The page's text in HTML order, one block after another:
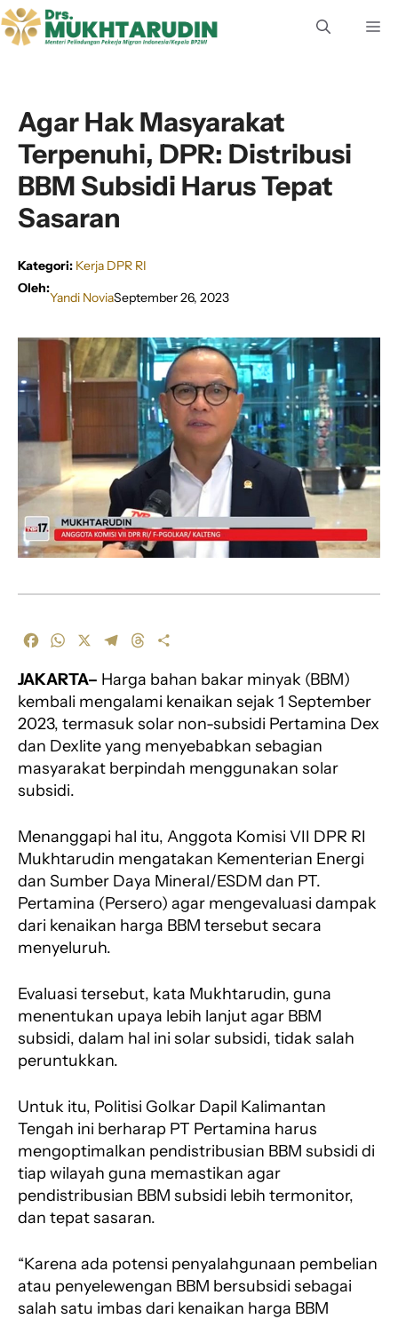
Langsung
ke
Agar Hak Masyarakat
Terpenuhi, DPR: Distribusi
BBM Subsidi Harus Tepat
Sasaran
Kategori: Kerja DPR RI
Oleh:
Yandi NoviaSeptember 26, 2023
c
e
b
o
k
W
a
t
s
p
p
l
e
g
a
m
r
e
a
s
a
r
e
JAKARTA– Harga bahan bakar minyak (BBM)
kembali mengalami kenaikan sejak 1 September
2023, termasuk solar non-subsidi Pertamina Dex
dan Dexlite yang menyebabkan sebagian
masyarakat berpindah menggunakan solar
subsidi.
Menanggapi hal itu, Anggota Komisi VII DPR RI
Mukhtarudin mengatakan Kementerian Energi
dan Sumber Daya Mineral/ESDM dan PT.
Pertamina (Persero) agar mengevaluasi dampak
dari kenaikan harga BBM tersebut secara
menyeluruh.
Evaluasi tersebut, kata Mukhtarudin, guna
menentukan upaya lebih lanjut agar BBM
subsidi, dalam hal ini solar subsidi, tidak salah
peruntukkan.
Untuk itu, Politisi Golkar Dapil Kalimantan
Tengah ini berharap PT Pertamina harus
mengoptimalkan pendistribusian BBM subsidi di
tiap wilayah guna memastikan agar
pendistribusian BBM subsidi lebih termonitor,
dan tepat sasaran.
“Karena ada potensi penyalahgunaan pembelian
atau penyelewengan BBM bersubsidi sebagai
salah satu imbas dari kenaikan harga BBM